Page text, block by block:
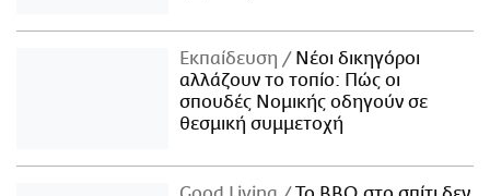
Εκπαίδευση
Νέοι δικηγόροι
αλλάζουν το τοπίο: Πώς οι
σπουδές Νομικής οδηγούν σε
θεσμική συμμετοχή